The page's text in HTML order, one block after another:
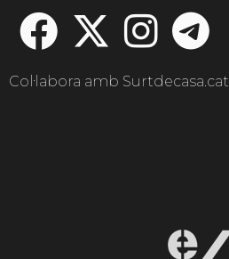
Col·labora amb Surtdecasa.cat